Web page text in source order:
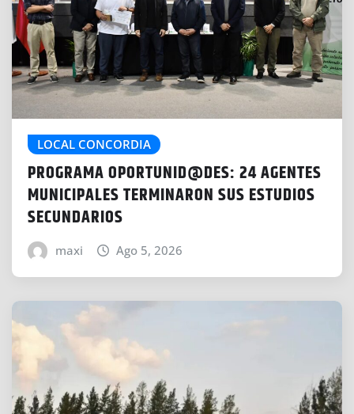
LOCAL CONCORDIA
PROGRAMA OPORTUNID@DES: 24 AGENTES
MUNICIPALES TERMINARON SUS ESTUDIOS
SECUNDARIOS
maxi Ago 5, 2026